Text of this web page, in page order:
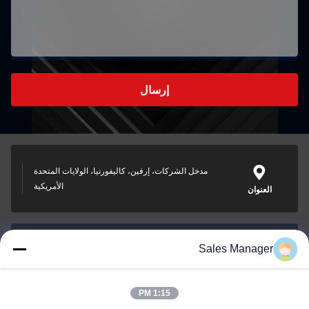
إرسال
العنوان
مدخل الشركات، إرفين، كاليفورنيا، الولايات المتحدة
الأمريكية
البريد
Sales Manager
1:15 PM